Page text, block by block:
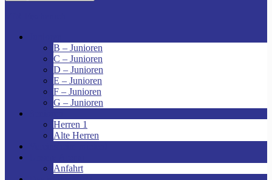
B – Junioren
C – Junioren
D – Junioren
E – Junioren
F – Junioren
G – Junioren
Herren 1
Alte Herren
Anfahrt